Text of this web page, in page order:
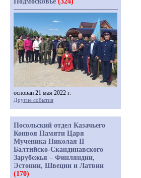
основан 21 мая 2022 г.
Другие события
Посольский отдел Казачьего
Конвоя Памяти Царя
Мученика Николая II
Балтийско-Скандинавского
Зарубежья – Финляндии,
Эстонии, Швеции и Латвии
(170)